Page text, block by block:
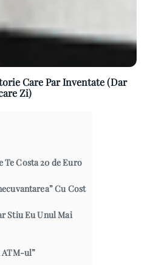
Care Par Inventate (Dar
Zi)
Te Costa 20 de Euro
Cu Cost
Stiu Eu Unul Mai
ATM-ul”